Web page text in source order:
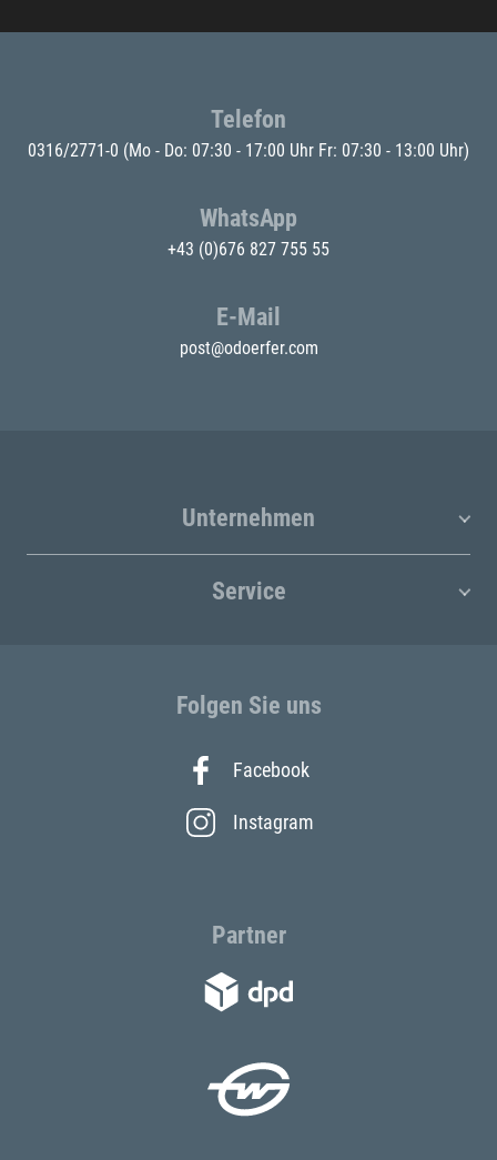
Telefon
0316/2771-0 (Mo - Do: 07:30 - 17:00 Uhr Fr: 07:30 - 13:00 Uhr)
WhatsApp
+43 (0)676 827 755 55
E-Mail
post@odoerfer.com
Unternehmen
Service
Folgen Sie uns
Facebook
Instagram
Partner